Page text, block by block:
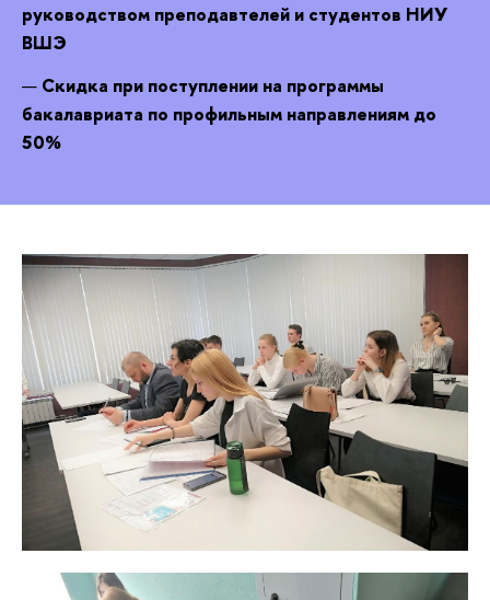
руководством преподавтелей и студентов НИУ
ВШЭ
Скидка при поступлении на программы
бакалавриата по профильным направлениям до
50%